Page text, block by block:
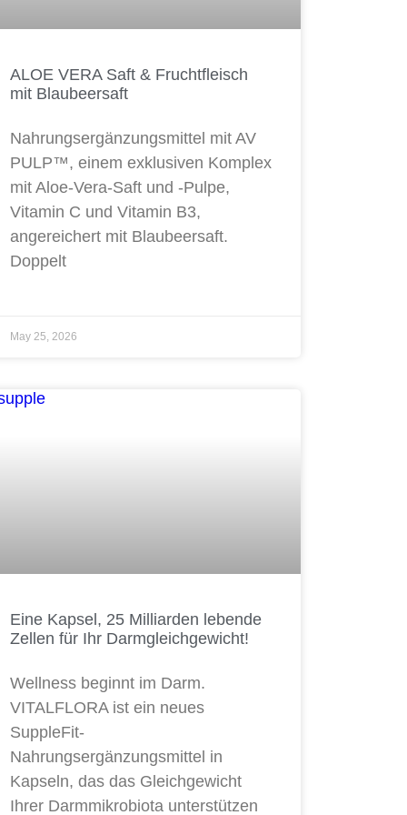
ALOE VERA Saft & Fruchtfleisch
mit Blaubeersaft
Nahrungsergänzungsmittel mit AV
PULP™, einem exklusiven Komplex
mit Aloe-Vera-Saft und -Pulpe,
Vitamin C und Vitamin B3,
angereichert mit Blaubeersaft.
Doppelt
May 25, 2026
Eine Kapsel, 25 Milliarden lebende
Zellen für Ihr Darmgleichgewicht!
Wellness beginnt im Darm.
VITALFLORA ist ein neues
SuppleFit-
Nahrungsergänzungsmittel in
Kapseln, das das Gleichgewicht
Ihrer Darmmikrobiota unterstützen